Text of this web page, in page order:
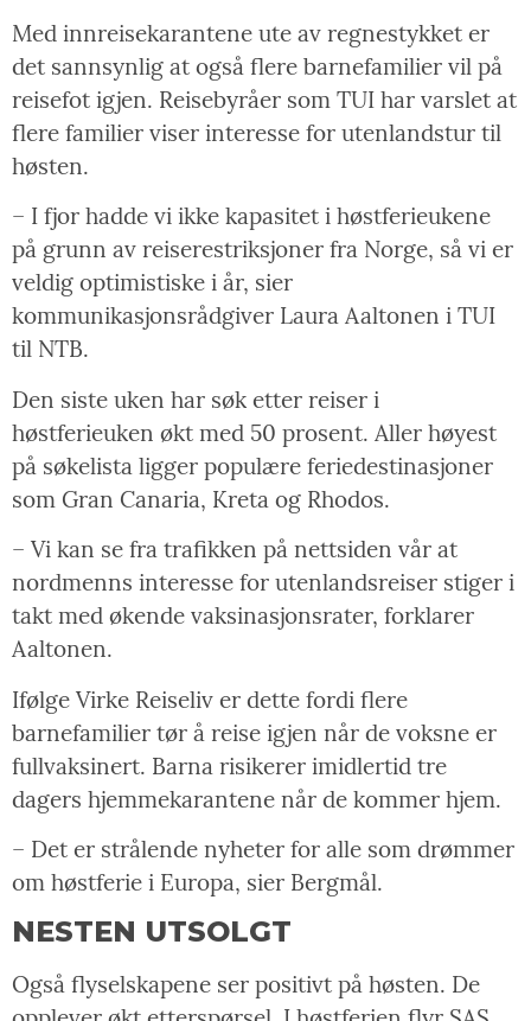
Med innreisekarantene ute av regnestykket er
det sannsynlig at også flere barnefamilier vil på
reisefot igjen. Reisebyråer som TUI har varslet at
flere familier viser interesse for utenlandstur til
høsten.
– I fjor hadde vi ikke kapasitet i høstferieukene
på grunn av reiserestriksjoner fra Norge, så vi er
veldig optimistiske i år, sier
kommunikasjonsrådgiver Laura Aaltonen i TUI
til NTB.
Den siste uken har søk etter reiser i
høstferieuken økt med 50 prosent. Aller høyest
på søkelista ligger populære feriedestinasjoner
som Gran Canaria, Kreta og Rhodos.
– Vi kan se fra trafikken på nettsiden vår at
nordmenns interesse for utenlandsreiser stiger i
takt med økende vaksinasjonsrater, forklarer
Aaltonen.
Ifølge Virke Reiseliv er dette fordi flere
barnefamilier tør å reise igjen når de voksne er
fullvaksinert. Barna risikerer imidlertid tre
dagers hjemmekarantene når de kommer hjem.
– Det er strålende nyheter for alle som drømmer
om høstferie i Europa, sier Bergmål.
NESTEN UTSOLGT
Også flyselskapene ser positivt på høsten. De